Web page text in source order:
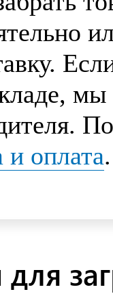
мы
и оплата.